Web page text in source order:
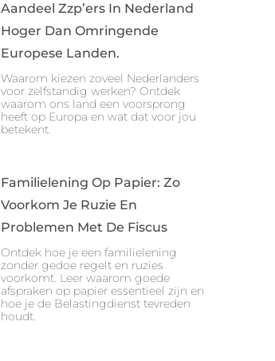
Aandeel Zzp’ers In Nederland
Hoger Dan Omringende
Europese Landen.
Waarom kiezen zoveel Nederlanders
voor zelfstandig werken? Ontdek
waarom ons land een voorsprong
heeft op Europa en wat dat voor jou
betekent.
Familielening Op Papier: Zo
Voorkom Je Ruzie En
Problemen Met De Fiscus
Ontdek hoe je een familielening
zonder gedoe regelt en ruzies
voorkomt. Leer waarom goede
afspraken op papier essentieel zijn en
hoe je de Belastingdienst tevreden
houdt.